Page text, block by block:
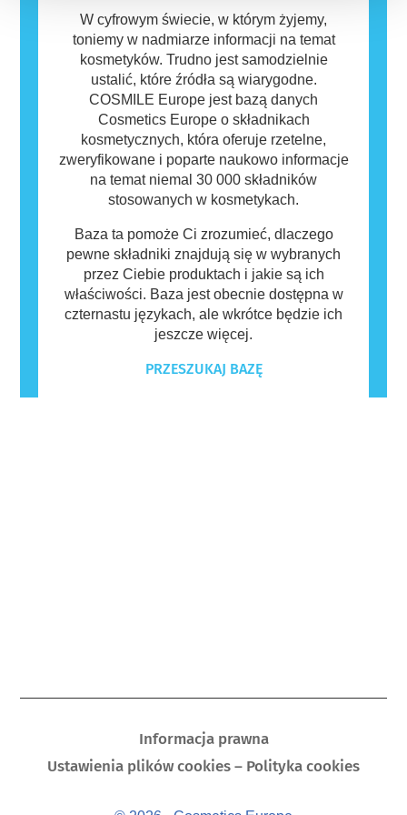
W cyfrowym świecie, w którym żyjemy,
toniemy w nadmiarze informacji na temat
kosmetyków. Trudno jest samodzielnie
ustalić, które źródła są wiarygodne.
COSMILE Europe jest bazą danych
Cosmetics Europe o składnikach
kosmetycznych, która oferuje rzetelne,
zweryfikowane i poparte naukowo informacje
na temat niemal 30 000 składników
stosowanych w kosmetykach.
Baza ta pomoże Ci zrozumieć, dlaczego
pewne składniki znajdują się w wybranych
przez Ciebie produktach i jakie są ich
właściwości. Baza jest obecnie dostępna w
czternastu językach, ale wkrótce będzie ich
jeszcze więcej.
PRZESZUKAJ BAZĘ
Informacja prawna
Ustawienia plików cookies – Polityka cookies